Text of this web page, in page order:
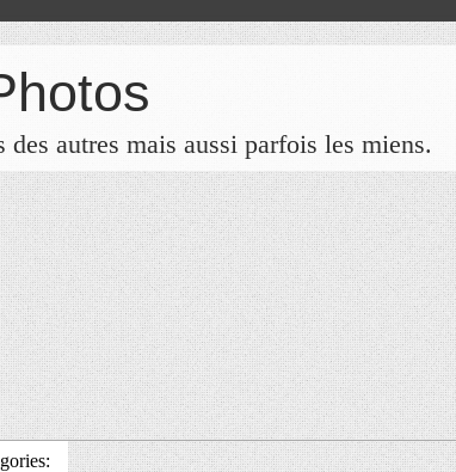
autres mais aussi parfois les miens.